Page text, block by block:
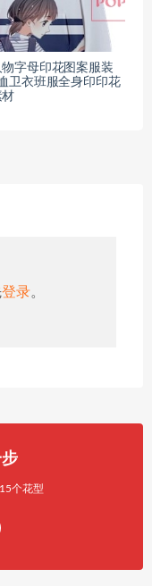
字母印花图案服装
卫衣班服全身印印花
材
登录。
个花型